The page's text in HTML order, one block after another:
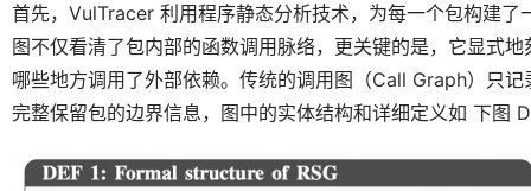
首先，VulTracer 利用程序静态分析技术，为每一个包构建了
图不仅看清了包内部的函数调用脉络，更关键的是，它显式
哪些地方调用了外部依赖。传统的调用图（Call Graph）只
完整保留包的边界信息，图中的实体结构和详细定义如 下图